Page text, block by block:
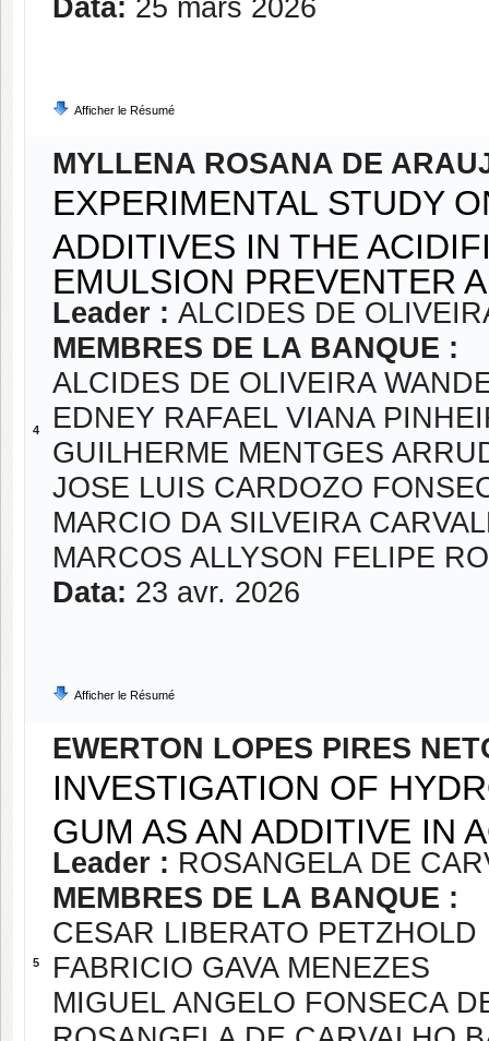
Data: 25 mars 2026
Afficher le Résumé
4
MYLLENA ROSANA DE
EXPERIMENTAL STUDY
ADDITIVES IN THE
EMULSION PREVENTER
Leader : ALCIDES DE
MEMBRES DE LA BANQUE :
ALCIDES DE OLIVEIRA
EDNEY RAFAEL VIANA
GUILHERME MENTGES
JOSE LUIS CARDOZO
MARCIO DA SILVEIRA
MARCOS ALLYSON FELIPE
Data: 23 avr. 2026
Afficher le Résumé
5
EWERTON LOPES PIRES
INVESTIGATION OF
GUM AS AN ADDITIVE IN
Leader : ROSANGELA DE
MEMBRES DE LA BANQUE :
CESAR LIBERATO PETZHOLD
FABRICIO GAVA MENEZES
MIGUEL ANGELO FONSECA